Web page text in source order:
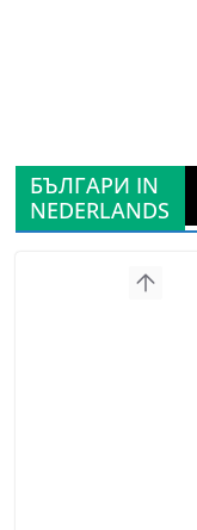
БЪЛГАРИ IN
NEDERLANDS